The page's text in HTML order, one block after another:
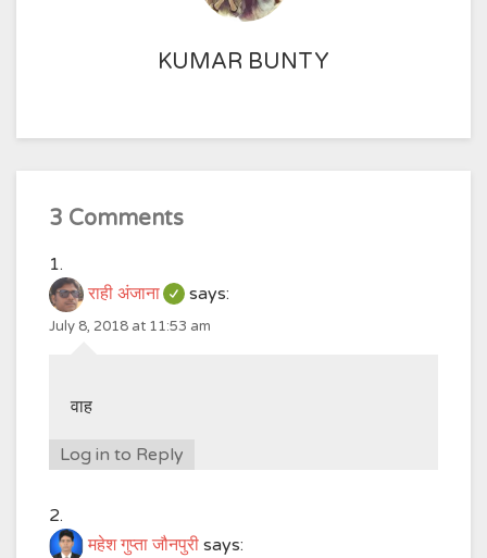
KUMAR BUNTY
3 Comments
राही अंजाना says:
July 8, 2018 at 11:53 am
वाह
Log in to Reply
महेश गुप्ता जौनपुरी says: